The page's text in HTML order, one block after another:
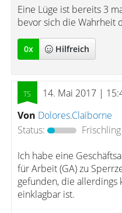
Eine Lüge ist bereits 3
bevor sich die Wahrheit
0x Hilfreich
14. Mai 2017 |
Von Dolores.Claiborne
Status:
Frischling
Ich habe eine
für Arbeit (GA) zu
gefunden, die allerdings
einklagbar ist.